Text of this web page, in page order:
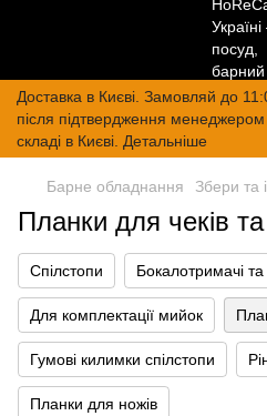
Доставка в Києві. Замовляй до
після підтвердження менеджером
складі в Києві. Детальніше
Барне обладнання Збери та
Планки для чеків
Спілстопи Бокалотримачі та
Для комплектації мийок
Гумові килимки спілстопи
Планки для ножів